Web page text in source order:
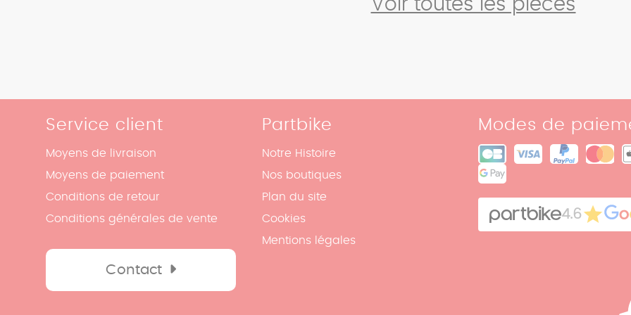
Voir toutes les pièces
Service client
Moyens de livraison
Moyens de paiement
Conditions de retour
Conditions générales de vente
Contact
Partbike
Notre Histoire
Nos boutiques
Plan du site
Cookies
Mentions légales
Modes de
4.6